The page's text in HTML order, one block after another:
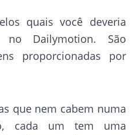
quais você deveria
no Dailymotion. São
proporcionadas por
que nem cabem numa
cada um tem uma